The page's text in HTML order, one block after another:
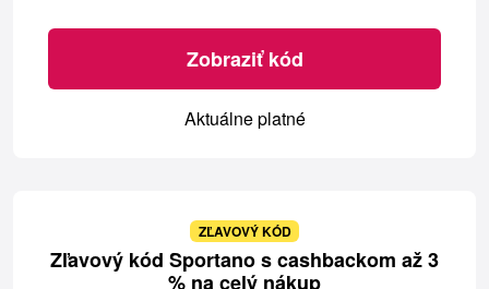
Zobraziť kód
Aktuálne platné
ZĽAVOVÝ KÓD
Zľavový kód Sportano s cashbackom až 3
% na celý nákup